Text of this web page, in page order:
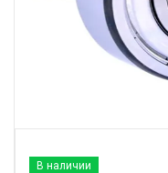
В наличии